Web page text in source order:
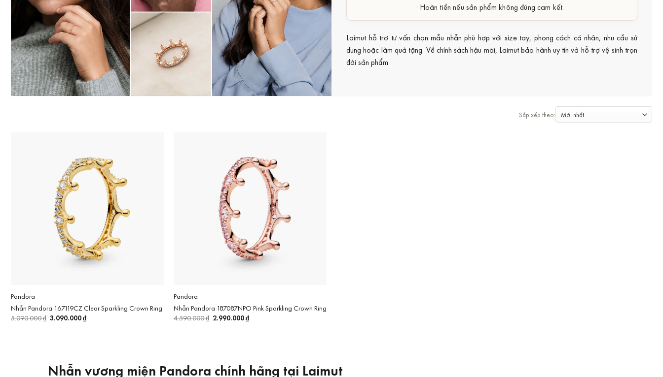
Hoàn tiền nếu sản phẩm không đúng cam kết.
Laimut hỗ trợ tư vấn chọn mẫu nhẫn phù hợp với size tay, phong cách cá nhân, nhu cầu sử
dụng hoặc làm quà tặng. Về chính sách hậu mãi, Laimut bảo hành uy tín và hỗ trợ vệ sinh trọn
đời sản phẩm.
Pandora
Nhẫn Pandora 167119CZ Clear Sparkling Crown Ring
5.090.000₫ Giá
3.090.000₫
Pandora
Nhẫn Pandora 187087NPO Pink Sparkling Crown Ring
4.590.000₫ Giá
2.990.000₫
Nhẫn vương miện Pandora chính hãng tại Laimut